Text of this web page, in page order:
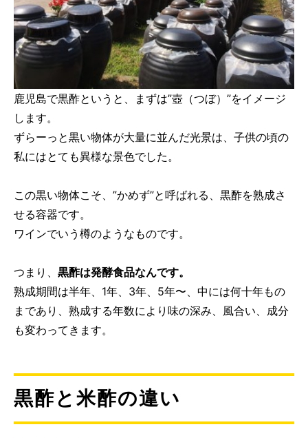
鹿児島で黒酢というと、まずは”壺（つぼ）”をイメージ
します。
ずらーっと黒い物体が大量に並んだ光景は、子供の頃の
私にはとても異様な景色でした。
この黒い物体こそ、”かめず”と呼ばれる、黒酢を熟成さ
せる容器です。
ワインでいう樽のようなものです。
つまり、 黒酢は発酵食品なんです。
熟成期間は半年、1年、3年、5年〜、中には何十年もの
まであり、熟成する年数により味の深み、風合い、成分
も変わってきます。
黒酢と米酢の違い